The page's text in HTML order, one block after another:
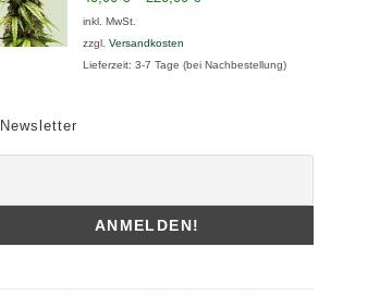
inkl. MwSt.
zzgl. Versandkosten
Lieferzeit: 3-7 Tage (bei Nachbestellung)
Newsletter